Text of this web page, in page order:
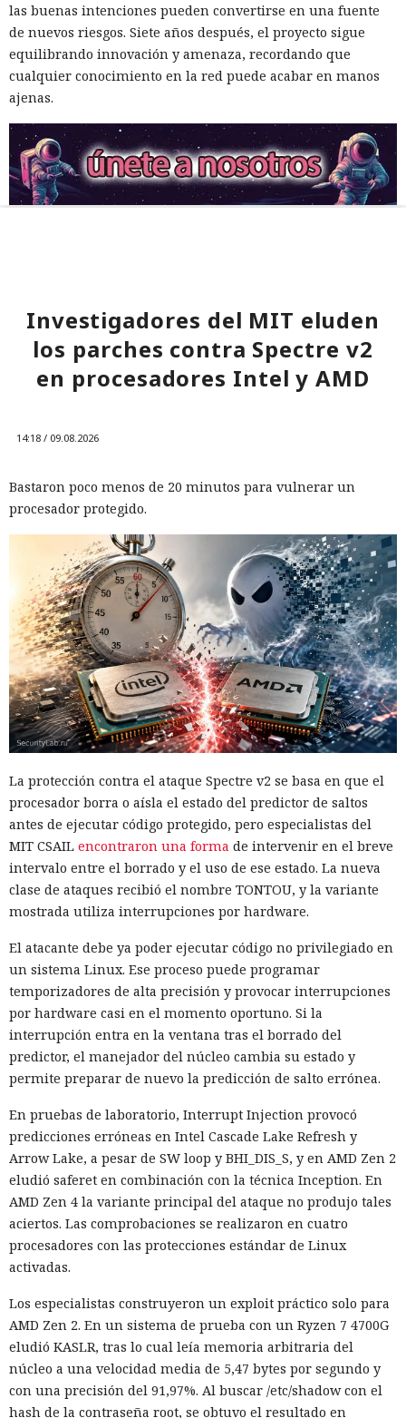
las buenas intenciones pueden convertirse en una fuente
de nuevos riesgos. Siete años después, el proyecto sigue
equilibrando innovación y amenaza, recordando que
cualquier conocimiento en la red puede acabar en manos
ajenas.
Investigadores del MIT eluden
los parches contra Spectre v2
en procesadores Intel y AMD
14:18 / 09.08.2026
Bastaron poco menos de 20 minutos para vulnerar un
procesador protegido.
La protección contra el ataque Spectre v2 se basa en que el
procesador borra o aísla el estado del predictor de saltos
antes de ejecutar código protegido, pero especialistas del
MIT CSAIL encontraron una forma de intervenir en el breve
intervalo entre el borrado y el uso de ese estado. La nueva
clase de ataques recibió el nombre TONTOU, y la variante
mostrada utiliza interrupciones por hardware.
El atacante debe ya poder ejecutar código no privilegiado en
un sistema Linux. Ese proceso puede programar
temporizadores de alta precisión y provocar interrupciones
por hardware casi en el momento oportuno. Si la
interrupción entra en la ventana tras el borrado del
predictor, el manejador del núcleo cambia su estado y
permite preparar de nuevo la predicción de salto errónea.
En pruebas de laboratorio, Interrupt Injection provocó
predicciones erróneas en Intel Cascade Lake Refresh y
Arrow Lake, a pesar de SW loop y BHI_DIS_S, y en AMD Zen 2
eludió saferet en combinación con la técnica Inception. En
AMD Zen 4 la variante principal del ataque no produjo tales
aciertos. Las comprobaciones se realizaron en cuatro
procesadores con las protecciones estándar de Linux
activadas.
Los especialistas construyeron un exploit práctico solo para
AMD Zen 2. En un sistema de prueba con un Ryzen 7 4700G
eludió KASLR, tras lo cual leía memoria arbitraria del
núcleo a una velocidad media de 5,47 bytes por segundo y
con una precisión del 91,97%. Al buscar /etc/shadow con el
hash de la contraseña root, se obtuvo el resultado en